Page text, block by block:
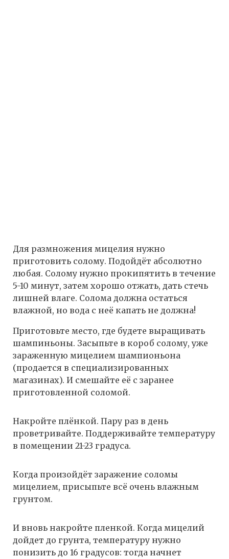
Для размножения мицелия нужно
приготовить солому. Подойдёт абсолютно
любая. Солому нужно прокипятить в течение
5-10 минут, затем хорошо отжать, дать стечь
лишней влаге. Солома должна остаться
влажной, но вода с неё капать не должна!
Приготовьте место, где будете выращивать
шампиньоны. Засыпьте в короб солому, уже
зараженную мицелием шампионьона
(продается в специализированных
магазинах). И смешайте её с заранее
приготовленной соломой.
Накройте плёнкой. Пару раз в день
проветривайте. Поддерживайте температуру
в помещении 21-23 градуса.
Когда произойдёт заражение соломы
мицелием, присыпьте всё очень влажным
грунтом.
И вновь накройте пленкой. Когда мицелий
дойдет до грунта, температуру нужно
понизить до 16 градусов: тогда начнет